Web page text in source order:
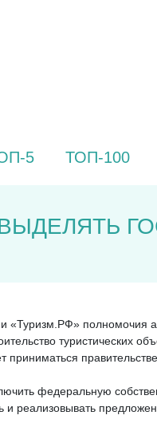
5 ТОП-100
«Туризм.РФ» полномочия
туристических
федеральную
реализовывать